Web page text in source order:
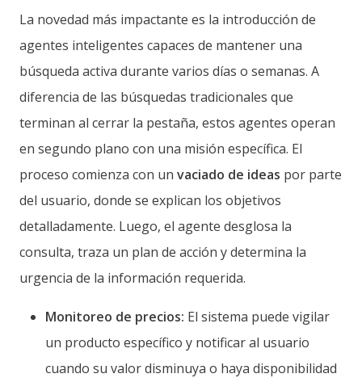
La novedad más impactante es la introducción de
agentes inteligentes capaces de mantener una
búsqueda activa durante varios días o semanas. A
diferencia de las búsquedas tradicionales que
terminan al cerrar la pestaña, estos agentes operan
en segundo plano con una misión específica. El
proceso comienza con un vaciado de ideas por parte
del usuario, donde se explican los objetivos
detalladamente. Luego, el agente desglosa la
consulta, traza un plan de acción y determina la
urgencia de la información requerida.
Monitoreo de precios: El sistema puede vigilar
un producto específico y notificar al usuario
cuando su valor disminuya o haya disponibilidad